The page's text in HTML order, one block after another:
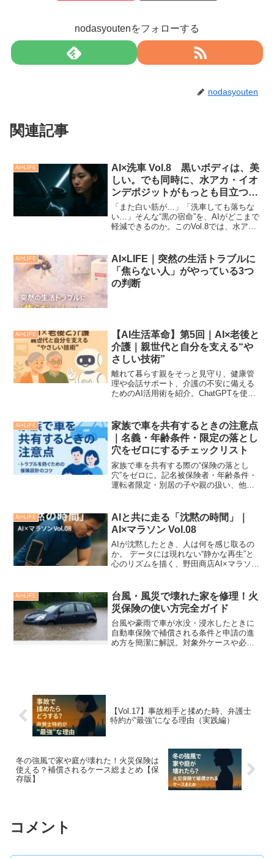
nodasyoutenをフォローする
nodasyouten
関連記事
AI×LIFE
AI×洗車 Vol.8 黒いボディは、美
しい。でも同時に、水アカ・イオ
ンデポジットがもっとも目立つ色
でもあります。
「また白い筋が…」「洗車しても落ちな
い…」そんな“黒の宿命”を、AIがどこまで
軽減できるのか。このVol.8では、水アカ
していきます。水アカの正体をAI的に分
解する...
AI×LIFE
AI×LIFE｜突然の生活トラブルに
「焦らない人」がやっている3つ
の判断
AI×LIFE
【AI生活革命】第5回｜AI×老後と
介護｜親世代と自分を支える“や
さしい技術”
離れて暮らす親をそっと見守り、健康管
理や会話サポート、介護の不安に備える
ためのAI活用術を紹介。ChatGPTを使っ
AI×LIFE
家族で車を共有するときの注意点
｜名義・年齢条件・限定の落とし
穴をゼロにするチェックリスト
家族で車を共有する際の“保険の落とし
穴”をゼロに。記名被保険者・年齢条件・
運転者限定・別居の子や親の扱い、他車
AI×LIFE
AIと共に走る「沈黙の時間」｜
AI×マラソン Vol.08
AIが沈黙したとき、人は何を感じ取るの
か。 データには現れない“静かな再生”と
心のリズムを描く、野田商店AI×マラソン
AI×LIFE
台風・風災で壊れた家を修理！火
災保険の使い方完全ガイド
台風や豪雨で車が水没・浸水したときに
自動車保険で補償される条件と申請の進
め方を簡潔に解説。対象外ケースや必要
【Vol.17】事故相手と揉めた時、弁護士
特約が“最強”になる理由（実践編）
冬の強風で家や庭が壊れた！火災保険は
使える？補償されるケース総まとめ【保
存版】
コメント